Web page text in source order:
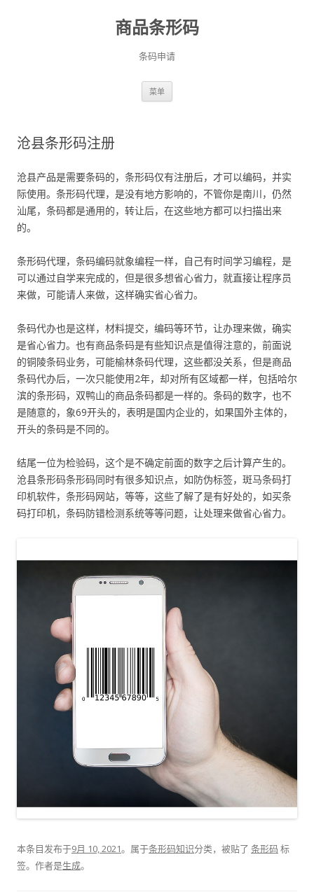
商品条形码
条码申请
菜单
沧县条形码注册
沧县产品是需要条码的，条形码仅有注册后，才可以编码，并实
际使用。条形码代理，是没有地方影响的，不管你是南川，仍然
汕尾，条码都是通用的，转让后，在这些地方都可以扫描出来
的。
条形码代理，条码编码就象编程一样，自己有时间学习编程，是
可以通过自学来完成的，但是很多想省心省力，就直接让程序员
来做，可能请人来做，这样确实省心省力。
条码代办也是这样，材料提交，编码等环节，让办理来做，确实
是省心省力。也有商品条码是有些知识点是值得注意的，前面说
的铜陵条码业务，可能榆林条码代理，这些都没关系，但是商品
条码代办后，一次只能使用2年，却对所有区域都一样，包括哈尔
滨的条形码，双鸭山的商品条码都是一样的。条码的数字，也不
是随意的，象69开头的，表明是国内企业的，如果国外主体的，
开头的条码是不同的。
结尾一位为检验码，这个是不确定前面的数字之后计算产生的。
沧县条形码条形码同时有很多知识点，如防伪标签，斑马条码打
印机软件，条形码网站，等等，这些了解了是有好处的，如买条
码打印机，条码防错检测系统等等问题，让处理来做省心省力。
本条目发布于9月 10, 2021。属于条形码知识分类，被贴了 条形码 标
签。 作者是生成。